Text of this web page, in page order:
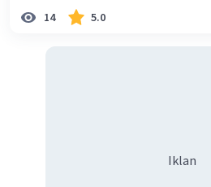
14 5.0
Iklan